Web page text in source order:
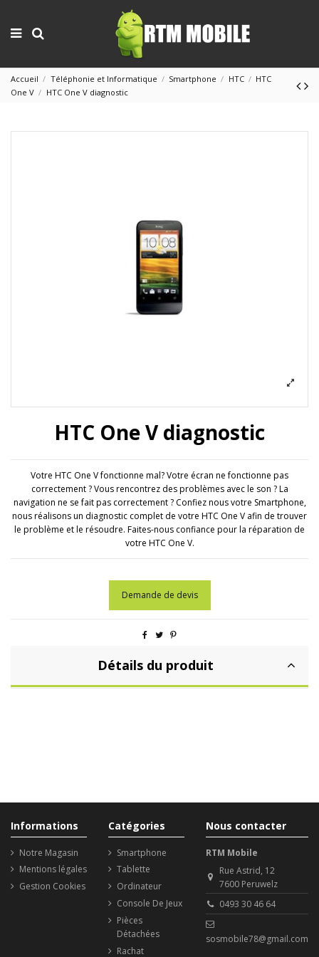
Accueil Téléphonie et Informatique Smartphone HTC
HTC
One V
HTC One V diagnostic
HTC One V diagnostic
Votre HTC One V fonctionne mal? Votre écran ne fonctionne pas
correctement ? Vous rencontrez des problèmes avec le son ? La
navigation ne se fait pas correctement ? Confiez nous votre Smartphone,
nous réalisons un diagnostic complet de votre HTC One V afin de trouver
le problème et le résoudre. Faites-nous confiance pour la réparation de
votre HTC One V.
Demande de devis
Détails du produit
Informations
Notre Magasin
Mentions légales
Gestion Cookies
Catégories
Smartphone
Tablette
Ordinateur
Console De Jeux
Pièces
Détachées
Rachat
Nous contacter
RTM Mobile
Rue Astrid, 12
7600 Peruwelz
0493 30 46 64
sosmobile78@gmail.com